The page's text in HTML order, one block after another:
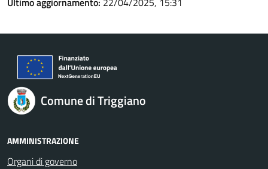
Comune di Triggiano
AMMINISTRAZIONE
Organi di governo